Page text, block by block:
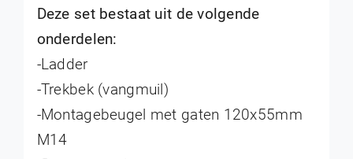
Deze set bestaat uit de volgende
onderdelen:
-Ladder
-Trekbek (vangmuil)
-Montagebeugel met gaten 120x55mm
M14